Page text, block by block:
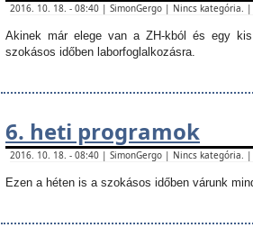
2016. 10. 18. - 08:40 | SimonGergo | Nincs kategória. |
Akinek már elege van a ZH-kból és egy
szokásos időben laborfoglalkozásra.
6. heti programok
2016. 10. 18. - 08:40 | SimonGergo | Nincs kategória. |
Ezen a héten is a szokásos időben várunk